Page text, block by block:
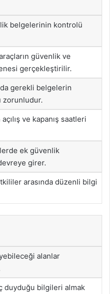
belgelerinin kontrolü
güvenlik ve
gerçekleştirilir.
gerekli belgelerin
zorunludur.
açılış ve kapanış saatleri
ek güvenlik
girer.
arasında düzenli bilgi
alanlar
duyduğu bilgileri almak